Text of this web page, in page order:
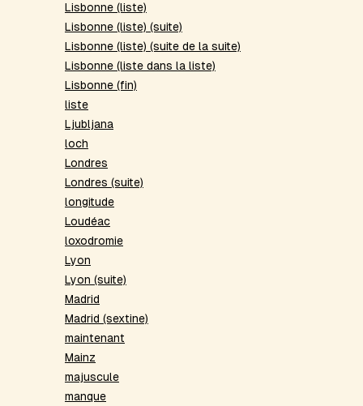
Lisbonne (liste)
Lisbonne (liste) (suite)
Lisbonne (liste) (suite de la suite)
Lisbonne (liste dans la liste)
Lisbonne (fin)
liste
Ljubljana
loch
Londres
Londres (suite)
longitude
Loudéac
loxodromie
Lyon
Lyon (suite)
Madrid
Madrid (sextine)
maintenant
Mainz
majuscule
manque